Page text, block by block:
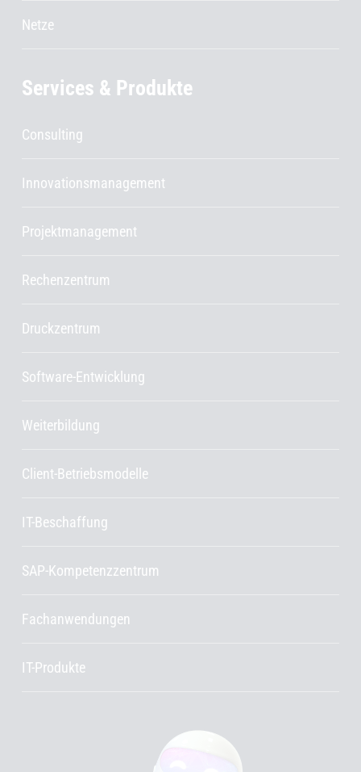
Netze
Services & Produkte
Consulting
Innovationsmanagement
Projektmanagement
Rechenzentrum
Druckzentrum
Software-Entwicklung
Weiterbildung
Client-Betriebsmodelle
IT-Beschaffung
SAP-Kompetenzzentrum
Fachanwendungen
IT-Produkte